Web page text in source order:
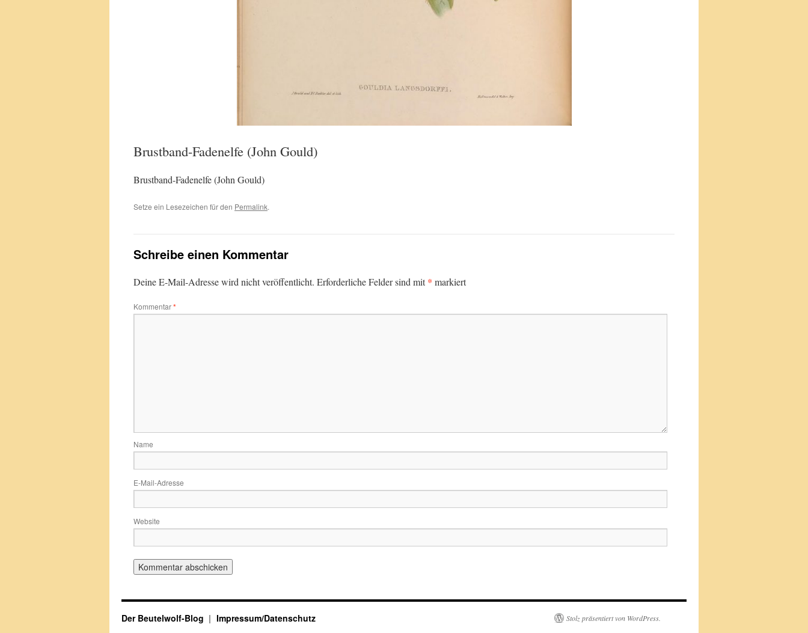
Brustband-Fadenelfe (John Gould)
Brustband-Fadenelfe (John Gould)
Setze ein Lesezeichen für den Permalink.
Schreibe einen Kommentar
Deine E-Mail-Adresse wird nicht veröffentlicht. Erforderliche Felder sind mit* markiert
Kommentar*
Name
E-Mail-Adresse
Website
Der Beutelwolf-Blog Impressum/Datenschutz Stolz präsentiert von WordPress.